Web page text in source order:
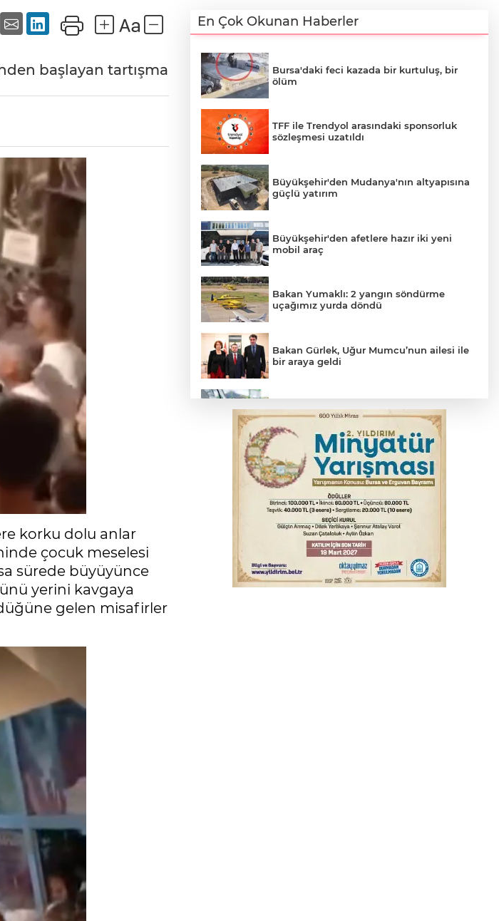
başlayan tartışma
korku dolu anlar
çocuk meselesi
sürede büyüyünce
yerini kavgaya
gelen misafirler
En Çok Okunan Haberler
Bursa'daki feci kazada bir kurtuluş, bir
ölüm
TFF ile Trendyol arasındaki sponsorluk
sözleşmesi uzatıldı
Büyükşehir'den Mudanya'nın altyapısına
güçlü yatırım
Büyükşehir'den afetlere hazır iki yeni
mobil araç
Bakan Yumaklı: 2 yangın söndürme
uçağımız yurda döndü
Bakan Gürlek, Uğur Mumcu’nun ailesi ile
bir araya geldi
yansıyacak mı?
YENİ Parti Genel Başkanı Özel'den
Çerçeve Yasa yorumu
Osmangazi’de kaldırım işgaline geçit yok
MSB: YAŞ kararları devletimize ve
milletimize hayırlı olsun